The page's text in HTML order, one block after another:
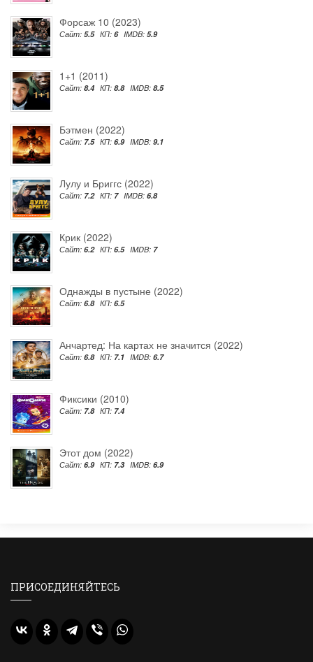
Форсаж 10 (2023)
Сайт: 5.5 КП: 6 IMDB: 5.9
1+1 (2011)
Сайт: 8.4 КП: 8.8 IMDB: 8.5
Бэтмен (2022)
Сайт: 7.5 КП: 6.9 IMDB: 9.1
Лулу и Бриггс (2022)
Сайт: 7.2 КП: 7 IMDB: 6.8
Крик (2022)
Сайт: 6.2 КП: 6.5 IMDB: 7
Однажды в пустыне (2022)
Сайт: 6.8 КП: 6.5
Анчартед: На картах не значится (2022)
Сайт: 6.8 КП: 7.1 IMDB: 6.7
Фиксики (2010)
Сайт: 7.8 КП: 7.4
Этот дом (2022)
Сайт: 6.9 КП: 7.3 IMDB: 6.9
ПРИСОЕДИНЯЙТЕСЬ